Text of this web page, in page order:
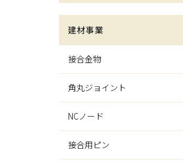
宇宙・防衛
半導体・液晶
建機
超大型油圧ショベル部品
鋼製支承
ピボット支承（PV）・ピボッ
ローラー支承（PVHR）
ピン支承（PN）・ピンローラー
支承（PNHR）
密閉ゴム支承板支承（BP・B)
高力黄銅支承板支承（BP・A）
建材事業
接合金物
角丸ジョイント
NCノード
接合用ピン